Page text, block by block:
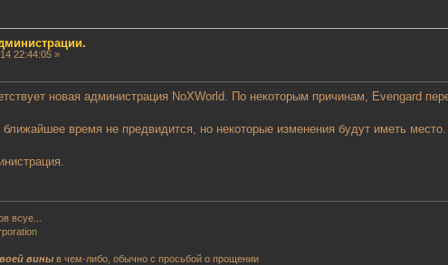
22:44:05 »
новая администрация NoXWorld. По некоторым причинам, Evengard
ближайшее время не предвидится, но некоторые изменения будут иметь
всуе...
вины в чем-либо, обычно с просьбой о прощении